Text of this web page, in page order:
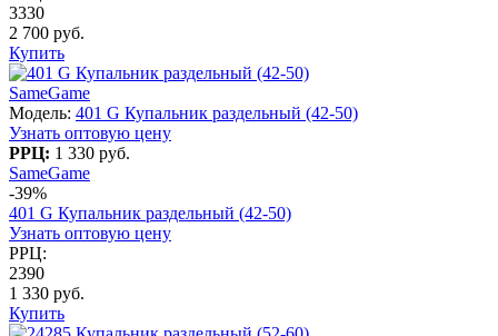
3330
2 700 руб.
Купить
SameGame
Модель: 401 G Купальник раздельный (42-50)
Узнать оптовую цену
РРЦ: 1 330 руб.
SameGame
-39%
401 G Купальник раздельный (42-50)
Узнать оптовую цену
РРЦ:
2390
1 330 руб.
Купить